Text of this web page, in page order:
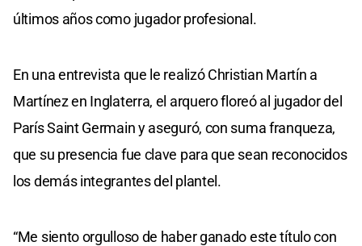
últimos años como jugador profesional.
En una entrevista que le realizó Christian Martín a
Martínez en Inglaterra, el arquero floreó al jugador del
París Saint Germain y aseguró, con suma franqueza,
que su presencia fue clave para que sean reconocidos
los demás integrantes del plantel.
“Me siento orgulloso de haber ganado este título con